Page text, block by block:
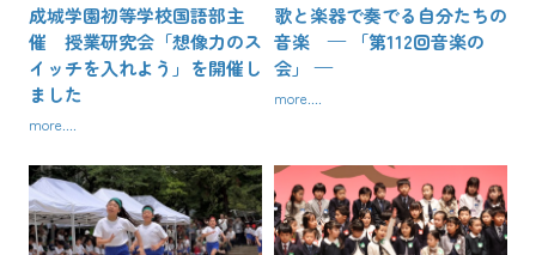
成城学園初等学校国語部主
催 授業研究会「想像力のス
イッチを入れよう」を開催し
ました
more....
歌と楽器で奏でる自分たちの
音楽 — 「第112回音楽の
会」 —
more....